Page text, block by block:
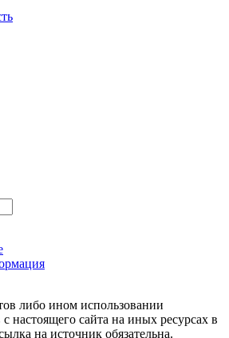
либо ином использовании
настоящего сайта на иных ресурсах в
на источник обязательна.